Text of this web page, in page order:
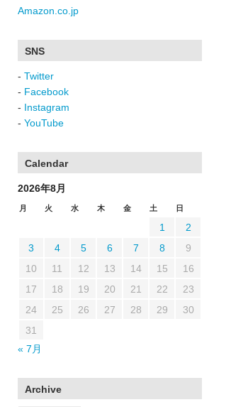
Amazon.co.jp
SNS
- Twitter
- Facebook
- Instagram
- YouTube
Calendar
2026年8月
月 火 水 木 金 土 日
1
2
3
4 5 6 7 8
9
10
11 12 13 14 15
16
17
18 19 20 21 22
23
24
25 26 27 28 29
30
31
« 7月
Archive